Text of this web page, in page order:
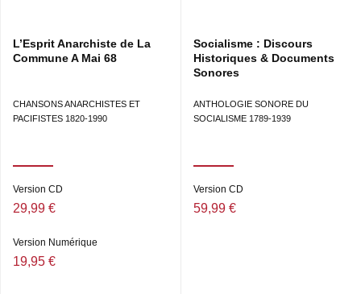
L’Esprit Anarchiste de La
Commune A Mai 68
CHANSONS ANARCHISTES ET
PACIFISTES 1820-1990
Version CD
29,99 €
Version Numérique
19,95 €
Socialisme : Discours
Historiques & Documents
Sonores
ANTHOLOGIE SONORE DU
SOCIALISME 1789-1939
Version CD
59,99 €